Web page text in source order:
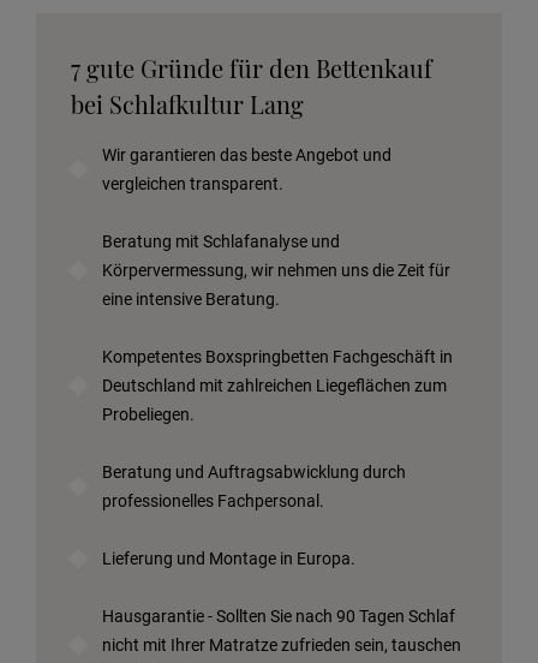
7 gute Gründe für den Bettenkauf
bei Schlafkultur Lang
Wir garantieren das beste Angebot und
vergleichen transparent.
Beratung mit Schlafanalyse und
Körpervermessung, wir nehmen uns die Zeit für
eine intensive Beratung.
Kompetentes Boxspringbetten Fachgeschäft in
Deutschland mit zahlreichen Liegeflächen zum
Probeliegen.
Beratung und Auftragsabwicklung durch
professionelles Fachpersonal.
Lieferung und Montage in Europa.
Hausgarantie - Sollten Sie nach 90 Tagen Schlaf
nicht mit Ihrer Matratze zufrieden sein, tauschen